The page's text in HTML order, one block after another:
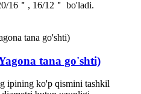
16＂, 16/12＂ bo'ladi.
tana go'shti)
ipining ko'p qismini tashkil